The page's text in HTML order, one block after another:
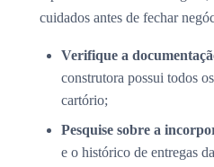
cuidados antes de fechar
Verifique a
construtora possui todos
cartório;
Pesquise sobre a
e o histórico de entregas